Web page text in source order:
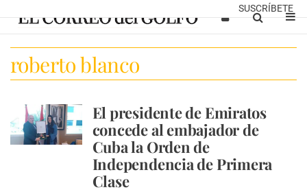
SUSCRÍBETE
roberto blanco
El presidente de Emiratos
concede al embajador de
Cuba la Orden de
Independencia de Primera
Clase